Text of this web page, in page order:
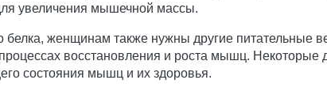
увеличения мышечной массы.
белка, женщинам также нужны другие
восстановления и роста мышц. Некоторые
состояния мышц и их здоровья.